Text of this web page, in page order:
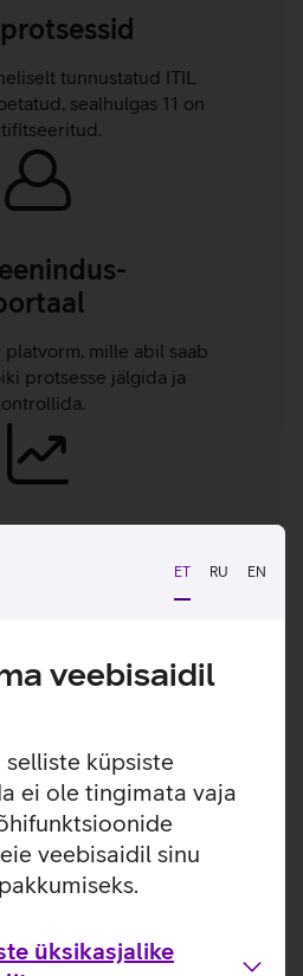
ET RU EN
veebisaidil
küpsiste
ei ole tingimata vaja
veebisaidil sinu
üksikasjalike
tunnustatud ITIL
sealhulgas 11 on
platvorm, mille abil saab
protsesse jälgida ja
veel